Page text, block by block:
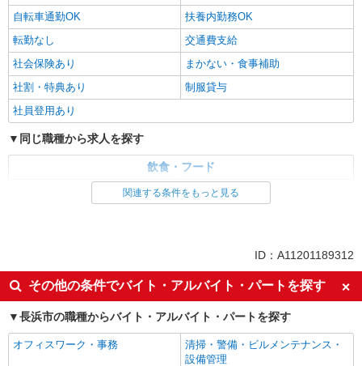
自転車通勤OK
扶養内勤務OK
転勤なし
交通費支給
社会保険あり
まかない・食事補助
社割・特典あり
制服貸与
社員登用あり
同じ職種から求人を探す
飲食・フード
レストラン・専門料理店
調理・調理補助・調理師
大学生歓迎
ミドル（40代～）活躍中
ボーナス・賞与あり
土日祝休み
週1日勤務OK
週2～3日勤務OK
短時間勤務（1日4h以内）OK
上場企業・上場企業のグループ会
社
関連する条件をもっと見る
ID：A11201189312
その他の条件でバイト・アルバイト・パートを探す
長浜市の職種からバイト・アルバイト・パートを探す
オフィスワーク・事務
清掃・警備・ビルメンテナンス・
設備管理